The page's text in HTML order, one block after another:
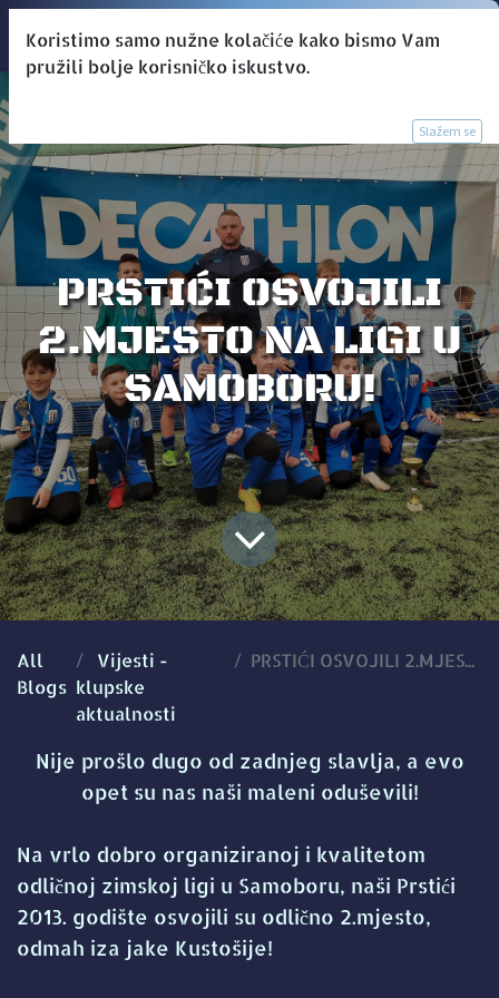
PRSTIĆI OSVOJILI
2.MJESTO NA LIGI U
SAMOBORU!
All
Blogs
Vijesti -
klupske
aktualnosti
PRSTIĆI OSVOJILI 2.MJESTO NA LIGI U SAMOBORU!
Nije prošlo dugo od zadnjeg slavlja, a evo
opet su nas naši maleni oduševili!
Na vrlo dobro organiziranoj i kvalitetom
odličnoj zimskoj ligi u Samoboru, naši Prstići
2013. godište osvojili su odlično 2.mjesto,
odmah iza jake Kustošije!
Koristimo samo nužne kolačiće kako bismo Vam
pružili bolje korisničko iskustvo.
Slažem se